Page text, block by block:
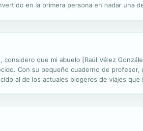
en la primera persona en nadar una
que mi abuelo [Raúl Vélez
Con su pequeño cuaderno de profesor,
al de los actuales blogeros de viajes